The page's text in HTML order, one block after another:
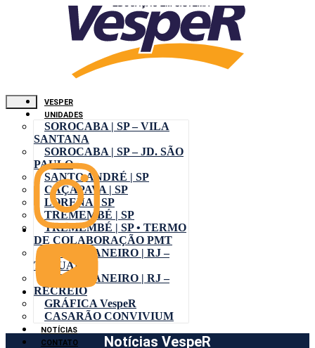
VESPER
UNIDADES
SOROCABA | SP – VILA
SANTANA
SOROCABA | SP – JD. SÃO
PAULO
SANTO ANDRÉ | SP
CAÇAPAVA | SP
LORENA | SP
TREMEMBÉ | SP
TREMEMBÉ | SP • TERMO
DE COLABORAÇÃO PMT
RIO DE JANEIRO | RJ –
TAQUARA
RIO DE JANEIRO | RJ –
RECREIO
GRÁFICA VespeR
CASARÃO CONVIVIUM
NOTÍCIAS
CONTATO
Notícias VespeR